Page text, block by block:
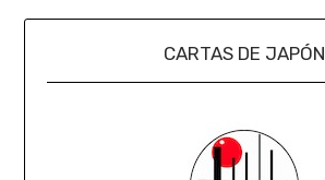
CARTAS DE JAPÓN